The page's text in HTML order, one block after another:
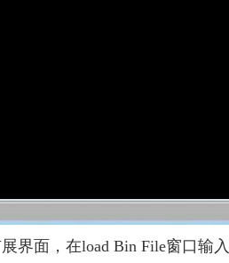
界面，在load Bin File窗口输